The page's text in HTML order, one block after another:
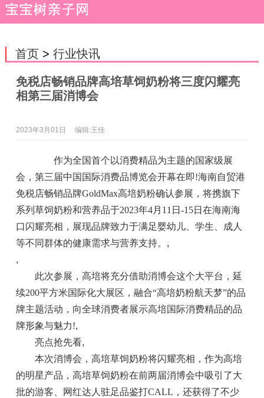
首页> 行业快讯
免税店畅销品牌高培草饲奶粉将三度闪耀亮
相第三届消博会
2023年3月01日 编辑:王佳
作为全国首个以消费精品为主题的国家级展
会，第三届中国国际消费品博览会开幕在即!海南自贸港
免税店畅销品牌GoldMax高培奶粉确认参展，将携旗下
系列草饲奶粉和营养品于2023年4月11日-15日在海南海
口闪耀亮相，展现品牌致力于满足婴幼儿、学生、成人
等不同群体的健康需求与营养支持。 ,
,
此次参展，高培将充分借助消博会这个大平台，延
续200平方米国际化大展区，融合“高培奶粉航天梦”的品
牌主题活动，向全球消费者展示高培国际消费精品的品
牌形象与魅力!,
亮点抢先看,
本次消博会，高培草饲奶粉将闪耀亮相，作为高培
的明星产品，高培草饲奶粉在前两届消博会中吸引了大
批的游客、网红达人驻足品鉴打CALL，还获得了不少